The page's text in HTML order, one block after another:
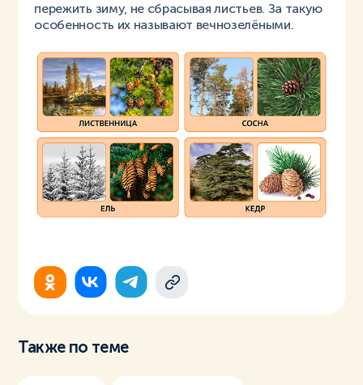
пережить зиму, не сбрасывая листьев. За такую
особенность их называют вечнозелёными.
Также по теме